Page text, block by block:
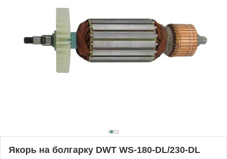
Якорь на болгарку DWT WS-180-DL/230-DL